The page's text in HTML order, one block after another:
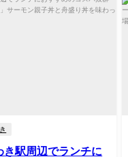
き駅周辺でランチに